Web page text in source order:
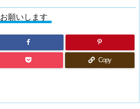
願いします
Copy